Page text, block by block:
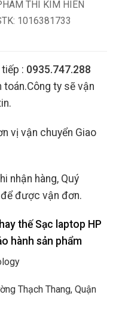
THI KIM HIEN
1016381733
: 0935.747.288
toán.Công ty sẽ vận
vị vận chuyển Giao
nhận hàng, Quý
được vận đơn.
thế Sạc laptop HP
hành sản phẩm
Thạch Thang, Quận